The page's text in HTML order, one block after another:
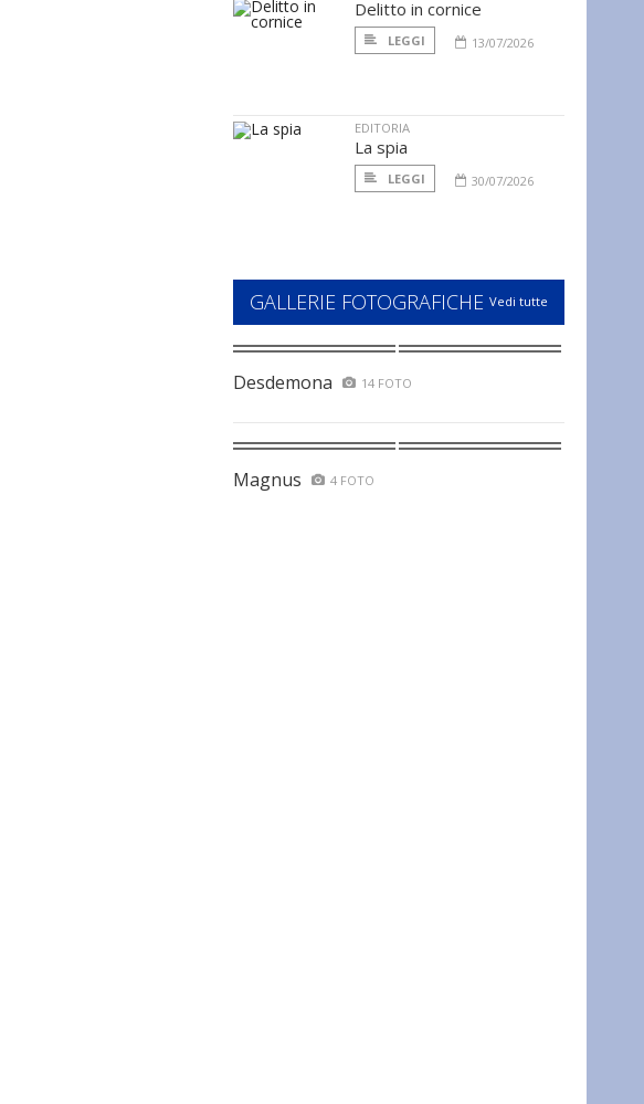
Delitto in cornice
LEGGI 13/07/2026
EDITORIA
La spia
LEGGI 30/07/2026
GALLERIE FOTOGRAFICHE Vedi tutte
Desdemona 14 FOTO
Magnus 4 FOTO